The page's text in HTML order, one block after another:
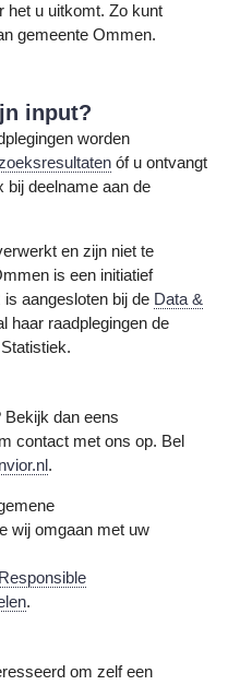
het u uitkomt. Zo kunt
gemeente Ommen.
input?
worden
óf u ontvangt
bij deelname aan de
en zijn niet te
is een initiatief
is aangesloten bij de Data &
haar raadplegingen de
Bekijk dan eens
contact met ons op. Bel
.
wij omgaan met uw
Responsible
.
om zelf een